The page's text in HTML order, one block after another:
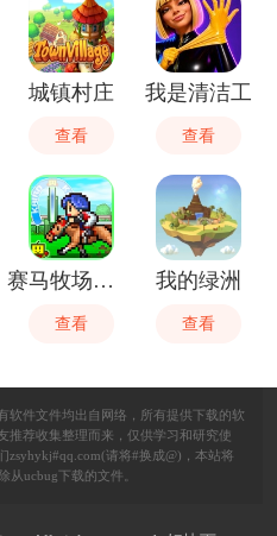
城镇村庄
查看
我是清洁工
查看
赛马牧场物语
查看
我的绿洲
查看
软件文件均出自网络，所有提供下载的软
推荐收集整理而来，仅供学习和研究使
zsyhykj#qq.com(请将#换成@)，本站将
从ucbug下载的文件。